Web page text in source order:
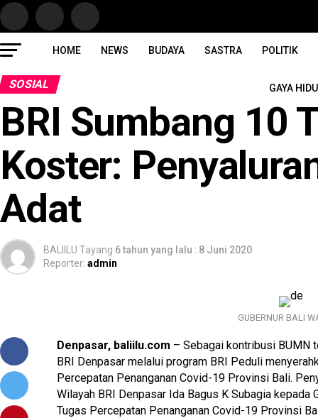
HOME NEWS BUDAYA SASTRA POLITIK
GAYA
SOSIAL
BRI Sumbang 10
Koster:
Adat
BALIILU Tayang 6 tahun yang lalu : 8 Juni 2020
Reporter: admin
GUBERNUR BALI
Denpasar, baliilu.com – Sebagai kontribusi BUMN
BRI Denpasar melalui program BRI Peduli
Percepatan Penanganan Covid-19 Provinsi Bali.
Wilayah BRI Denpasar Ida Bagus K Subagia kepada
Tugas Percepatan Penanganan Covid-19 Provinsi